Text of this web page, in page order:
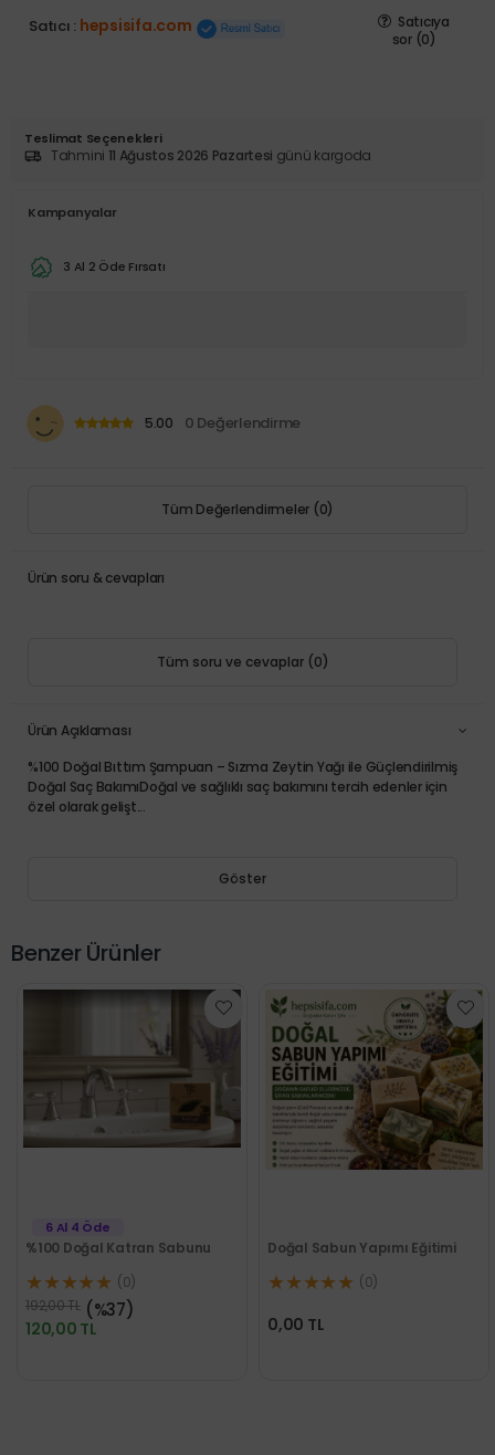
Satıcı : hepsisifa.com
Satıcıya
sor (0)
Teslimat Seçenekleri
Tahmini 11 Ağustos 2026 Pazartesi günü kargoda
Kampanyalar
3 Al 2 Öde Fırsatı
Benzer Ürünler
6 Al 4 Öde
%100 Doğal Katran Sabunu
★★★★★ (0)
192,00 TL (%37)
120,00 TL
Doğal Sabun Yapımı Eğitimi
★★★★★ (0)
0,00 TL
5.00 0 Değerlendirme
Tüm Değerlendirmeler (0)
Ürün soru & cevapları
Tüm soru ve cevaplar (0)
Ürün Açıklaması
%100 Doğal Bıttım Şampuan – Sızma Zeytin Yağı ile Güçlendirilmiş
Doğal Saç BakımıDoğal ve sağlıklı saç bakımını tercih edenler için
özel olarak gelişt...
Göster